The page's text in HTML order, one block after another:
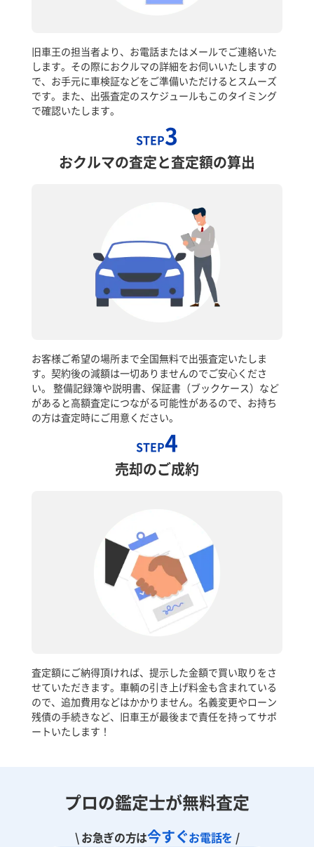
旧車王の担当者より、お電話またはメールでご連絡いた
します。その際におクルマの詳細をお伺いいたしますの
で、お手元に車検証などをご準備いただけるとスムーズ
です。また、出張査定のスケジュールもこのタイミング
で確認いたします。
STEP3
おクルマの査定と査定額の算出
お客様ご希望の場所まで全国無料で出張査定いたしま
す。契約後の減額は一切ありませんのでご安心くださ
い。 整備記録簿や説明書、保証書（ブックケース）など
があると高額査定につながる可能性があるので、お持ち
の方は査定時にご用意ください。
STEP4
売却のご成約
査定額にご納得頂ければ、提示した金額で買い取りをさ
せていただきます。車輌の引き上げ料金も含まれている
ので、追加費用などはかかりません。名義変更やローン
残債の手続きなど、旧車王が最後まで責任を持ってサポ
ートいたします！
プロの鑑定士が無料査定
\ お急ぎの方は今すぐお電話を /